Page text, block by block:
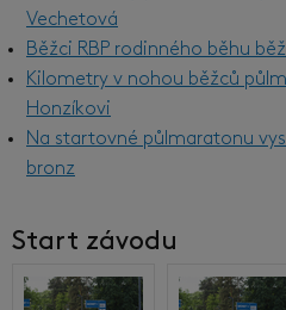
Vechetová
Běžci RBP rodinného běhu
Kilometry v nohou běžců
Honzíkovi
Na startovné půlmaratonu
bronz
Start závodu